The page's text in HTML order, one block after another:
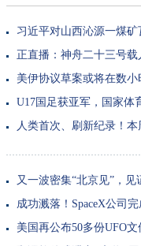
习近平对山西沁源一煤
正直播：神舟二十三号
美伊协议草案或将在数小
U17国足获亚军，国家体
人类首次、刷新纪录！
又一波密集“北京见”，见
成功溅落！SpaceX公司
美国再公布50多份UFO